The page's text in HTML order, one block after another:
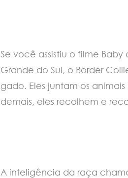
Se você assistiu o filme
Grande do Sul, o Border
gado. Eles juntam os
demais, eles recolhem e
A inteligência da raça